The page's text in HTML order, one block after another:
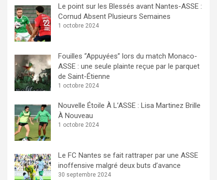
Le point sur les Blessés avant Nantes-ASSE :
Cornud Absent Plusieurs Semaines
1 octobre 2024
Fouilles “Appuyées” lors du match Monaco-
ASSE : une seule plainte reçue par le parquet
de Saint-Étienne
1 octobre 2024
Nouvelle Étoile À L’ASSE : Lisa Martinez Brille
À Nouveau
1 octobre 2024
Le FC Nantes se fait rattraper par une ASSE
inoffensive malgré deux buts d’avance
30 septembre 2024